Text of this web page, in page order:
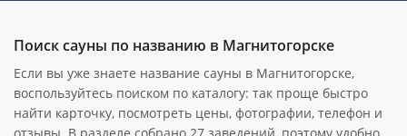
Поиск сауны по названию в Магнитогорске
Если вы уже знаете название сауны в Магнитогорске,
воспользуйтесь поиском по каталогу: так проще быстро
найти карточку, посмотреть цены, фотографии, телефон и